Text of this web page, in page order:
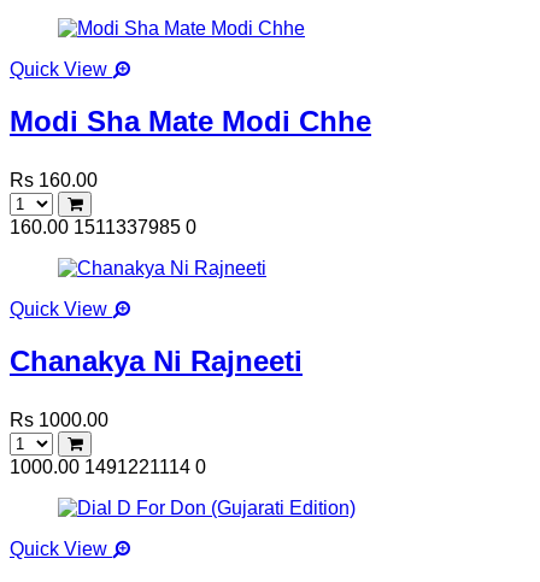
Quick View
Modi Sha Mate Modi Chhe
Rs 160.00
160.00 1511337985 0
Quick View
Chanakya Ni Rajneeti
Rs 1000.00
1000.00 1491221114 0
Quick View